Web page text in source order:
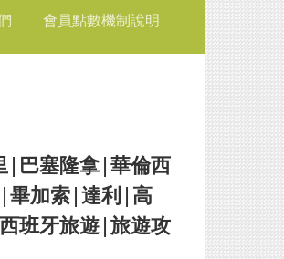
會員點數機制說明
|巴塞隆拿|華倫西
畢加索|達利|高
班牙旅遊|旅遊攻